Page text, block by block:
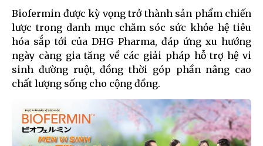
Biofermin được kỳ vọng trở thành sản phẩm chiến
lược trong danh mục chăm sóc sức khỏe hệ tiêu
hóa sắp tới của DHG Pharma, đáp ứng xu hướng
ngày càng gia tăng về các giải pháp hỗ trợ hệ vi
sinh đường ruột, đồng thời góp phần nâng cao
chất lượng sống cho cộng đồng.